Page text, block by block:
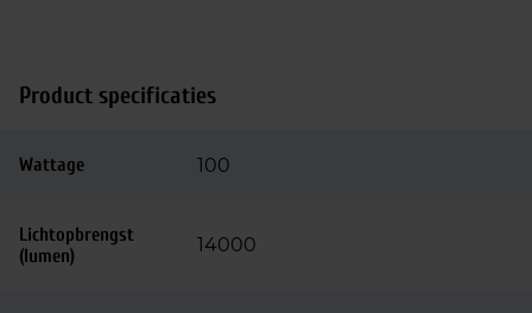
Product specificaties
Wattage 100
Lichtopbrengst
(lumen)
14000